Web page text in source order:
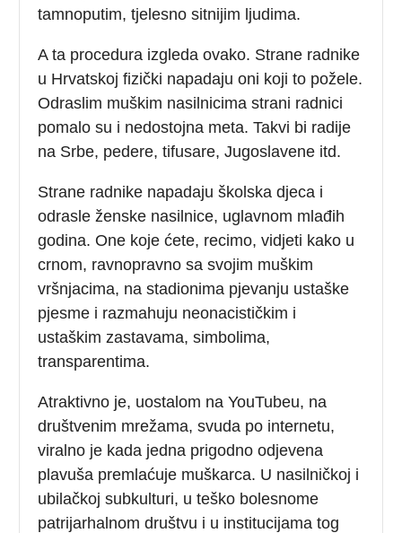
tamnoputim, tjelesno sitnijim ljudima.
A ta procedura izgleda ovako. Strane radnike
u Hrvatskoj fizički napadaju oni koji to požele.
Odraslim muškim nasilnicima strani radnici
pomalo su i nedostojna meta. Takvi bi radije
na Srbe, pedere, tifusare, Jugoslavene itd.
Strane radnike napadaju školska djeca i
odrasle ženske nasilnice, uglavnom mlađih
godina. One koje ćete, recimo, vidjeti kako u
crnom, ravnopravno sa svojim muškim
vršnjacima, na stadionima pjevanju ustaške
pjesme i razmahuju neonacističkim i
ustaškim zastavama, simbolima,
transparentima.
Atraktivno je, uostalom na YouTubeu, na
društvenim mrežama, svuda po internetu,
viralno je kada jedna prigodno odjevena
plavuša premlaćuje muškarca. U nasilničkoj i
ubilačkoj subkulturi, u teško bolesnome
patrijarhalnom društvu i u institucijama tog